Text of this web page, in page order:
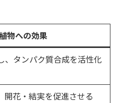
物への効果
、タンパク質合成を活性化
開花・結実を促進させる